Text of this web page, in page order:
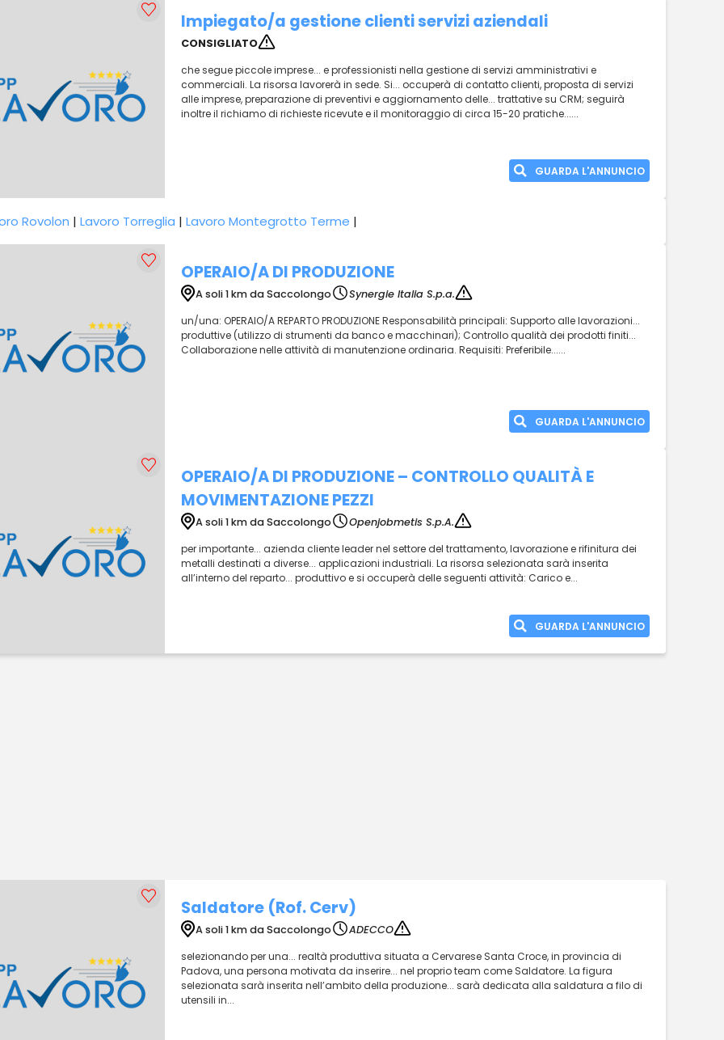
Impiegato/a gestione clienti servizi aziendali
CONSIGLIATO
che segue piccole imprese... e professionisti nella gestione di servizi amministrativi e
commerciali. La risorsa lavorerà in sede. Si... occuperà di contatto clienti, proposta di servizi
alle imprese, preparazione di preventivi e aggiornamento delle... trattative su CRM; seguirà
inoltre il richiamo di richieste ricevute e il monitoraggio di circa 15-20 pratiche......
GUARDA L'ANNUNCIO
Rovolon | Lavoro Torreglia | Lavoro Montegrotto Terme |
OPERAIO/A DI PRODUZIONE
A soli 1 km da Saccolongo
Synergie Italia S.p.a.
un/una: OPERAIO/A REPARTO PRODUZIONE Responsabilità principali: Supporto alle lavorazioni...
produttive (utilizzo di strumenti da banco e macchinari); Controllo qualità dei prodotti finiti...
Collaborazione nelle attività di manutenzione ordinaria. Requisiti: Preferibile......
GUARDA L'ANNUNCIO
OPERAIO/A DI PRODUZIONE – CONTROLLO QUALITÀ E
MOVIMENTAZIONE PEZZI
A soli 1 km da Saccolongo
Openjobmetis S.p.A.
per importante... azienda cliente leader nel settore del trattamento, lavorazione e rifinitura dei
metalli destinati a diverse... applicazioni industriali. La risorsa selezionata sarà inserita
all’interno del reparto... produttivo e si occuperà delle seguenti attività: Carico e...
GUARDA L'ANNUNCIO
Saldatore (Rof. Cerv)
A soli 1 km da Saccolongo
ADECCO
selezionando per una... realtà produttiva situata a Cervarese Santa Croce, in provincia di
Padova, una persona motivata da inserire... nel proprio team come Saldatore. La figura
selezionata sarà inserita nell’ambito della produzione... sarà dedicata alla saldatura a filo di
utensili in...